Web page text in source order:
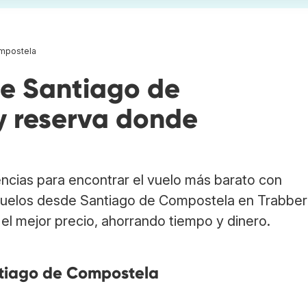
Santiago de
reserva donde
para encontrar el vuelo más barato con
desde Santiago de Compostela en Trabber
mejor precio, ahorrando tiempo y dinero.
de Compostela